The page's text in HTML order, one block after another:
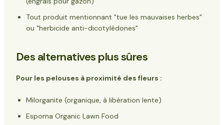
Tout produit mentionnant "tue les mauvaises herbes"
ou "herbicide anti-dicotylédones"
Des alternatives plus sûres
Pour les pelouses à proximité des fleurs :
Milorganite (organique, à libération lente)
Espoma Organic Lawn Food